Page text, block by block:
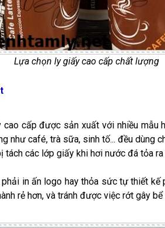
Lựa chọn ly giấy cao cấp chất lượng
cao cấp được sản xuất với nhiều mẫu
như café, trà sữa, sinh tố... đều dùng
tách các lớp giấy khi hơi nước đá tỏa ra
in ấn logo hay thỏa sức tự thiết
rẻ hơn, và tránh được việc rớt gây